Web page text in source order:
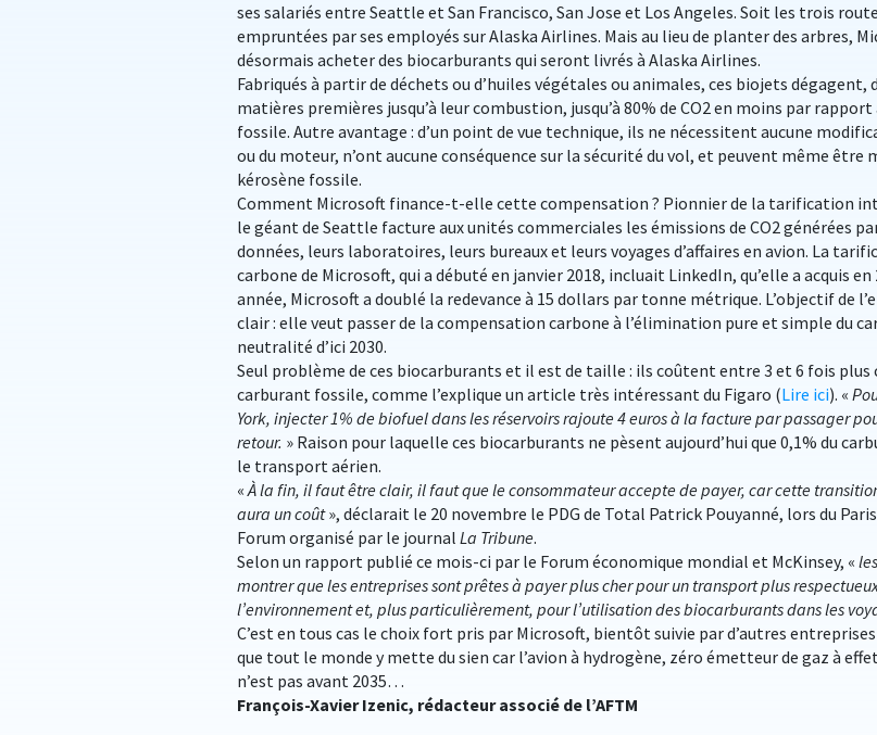
ses salariés entre Seattle et San Francisco, San Jose et Los Angeles. Soit les trois
empruntées par ses employés sur Alaska Airlines. Mais au lieu de planter des arbres,
désormais acheter des biocarburants qui seront livrés à Alaska Airlines.
Fabriqués à partir de déchets ou d’huiles végétales ou animales, ces biojets dégagent,
matières premières jusqu’à leur combustion, jusqu’à 80% de CO2 en moins par rapport
fossile. Autre avantage : d’un point de vue technique, ils ne nécessitent aucune
ou du moteur, n’ont aucune conséquence sur la sécurité du vol, et peuvent même être
kérosène fossile.
Comment Microsoft finance-t-elle cette compensation ? Pionnier de la tarification
le géant de Seattle facture aux unités commerciales les émissions de CO2 générées
données, leurs laboratoires, leurs bureaux et leurs voyages d’affaires en avion. La
carbone de Microsoft, qui a débuté en janvier 2018, incluait LinkedIn, qu’elle a acquis en
année, Microsoft a doublé la redevance à 15 dollars par tonne métrique. L’objectif de
clair : elle veut passer de la compensation carbone à l’élimination pure et simple du
neutralité d’ici 2030.
Seul problème de ces biocarburants et il est de taille : ils coûtent entre 3 et 6 fois plus
carburant fossile, comme l’explique un article très intéressant du Figaro (Lire ici). «
York, injecter 1% de biofuel dans les réservoirs rajoute 4 euros à la facture par passager
retour. » Raison pour laquelle ces biocarburants ne pèsent aujourd’hui que 0,1% du
le transport aérien.
«À la fin, il faut être clair, il faut que le consommateur accepte de payer, car cette
aura un coût», déclarait le 20 novembre le PDG de Total Patrick Pouyanné, lors du
Forum organisé par le journal La Tribune.
Selon un rapport publié ce mois-ci par le Forum économique mondial et McKinsey, «
montrer que les entreprises sont prêtes à payer plus cher pour un transport plus
l’environnement et, plus particulièrement, pour l’utilisation des biocarburants dans les
C’est en tous cas le choix fort pris par Microsoft, bientôt suivie par d’autres
que tout le monde y mette du sien car l’avion à hydrogène, zéro émetteur de gaz à
n’est pas avant 2035…
François-Xavier Izenic, rédacteur associé de l’AFTM